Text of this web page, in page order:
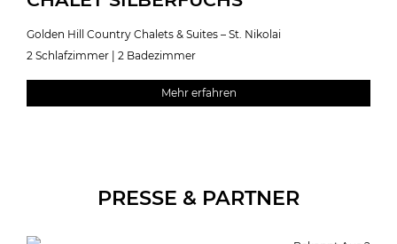
Golden Hill Country Chalets & Suites – St. Nikolai
2 Schlafzimmer | 2 Badezimmer
Mehr erfahren
PRESSE & PARTNER